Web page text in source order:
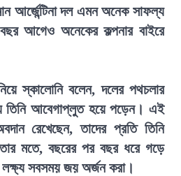
আর্জেন্টিনা দল এমন অনেক সাফল্য
আগেও অনেকের কল্পনার বাইরে
স্কালোনি বলেন, দলের পথচলার
তিনি আবেগাপ্লুত হয়ে পড়েন। এই
রেখেছেন, তাদের প্রতি তিনি
মতে, বছরের পর বছর ধরে গড়ে
সবসময় জয় অর্জন করা।